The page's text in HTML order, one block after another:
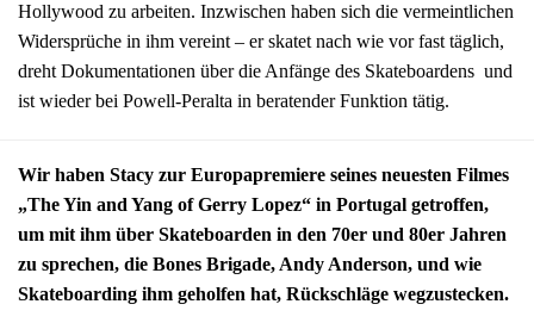
Hollywood zu arbeiten. Inzwischen haben sich die vermeintlichen
Widersprüche in ihm vereint – er skatet nach wie vor fast täglich,
dreht Dokumentationen über die Anfänge des Skateboardens und
ist wieder bei Powell-Peralta in beratender Funktion tätig.
Wir haben Stacy zur Europapremiere seines neuesten Filmes
„The Yin and Yang of Gerry Lopez“ in Portugal getroffen,
um mit ihm über Skateboarden in den 70er und 80er Jahren
zu sprechen, die Bones Brigade, Andy Anderson, und wie
Skateboarding ihm geholfen hat, Rückschläge wegzustecken.